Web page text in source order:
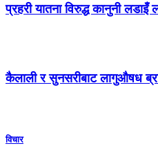
प्रहरी यातना विरुद्ध कानुनी
कैलाली र सुनसरीबाट लागुऔषध
विचार